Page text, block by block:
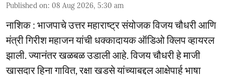
Published on: 08 Aug 2026, 5:30 am
नाशिक : भाजपाचे उत्तर महाराष्ट्र संयोजक विजय चौधरी आणि
मंत्री गिरीश महाजन यांची धक्कादायक ऑडिओ क्लिप व्हायरल
झाली. ज्यानंतर खळबळ उडाली आहे. विजय चौधरी हे माजी
खासदार हिना गावित, रक्षा खडसे यांच्याबद्दल आक्षेपार्ह भाषा